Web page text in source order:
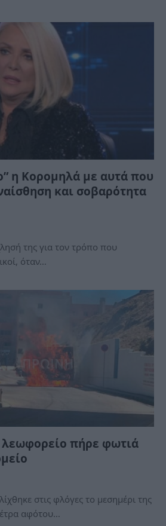
η Κορομηλά με αυτά που
και σοβαρότητα
της για τον τρόπο που
όταν…
λεωφορείο πήρε φωτιά
στις φλόγες το μεσημέρι της
αφότου…